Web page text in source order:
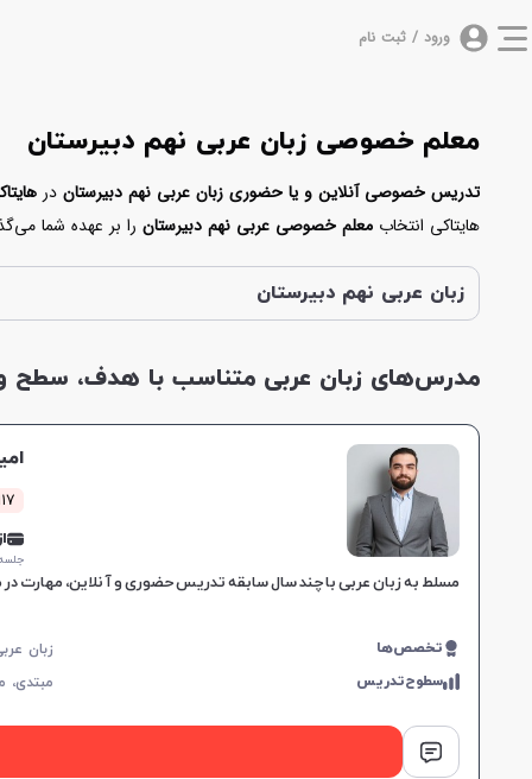
ورود / ثبت نام
معلم خصوصی زبان عربی نهم دبیرستان
تدریس خصوصی آنلاین و یا حضوری زبان عربی نهم دبیرستان در
هایتاکی انتخاب معلم خصوصی عربی نهم دبیرستان را بر عهده شما
بگیرید.
زبان عربی نهم دبیرستان
مدرس‌های زبان عربی متناسب با هدف، سطح و
117 کلاس
از
جلسه ۱
مسلط به زبان عربی با چند سال سابقه تدریس حضوری و آنلاین، مهارت
تخصص‌ها
سطوح‌تدریس مبتدی،